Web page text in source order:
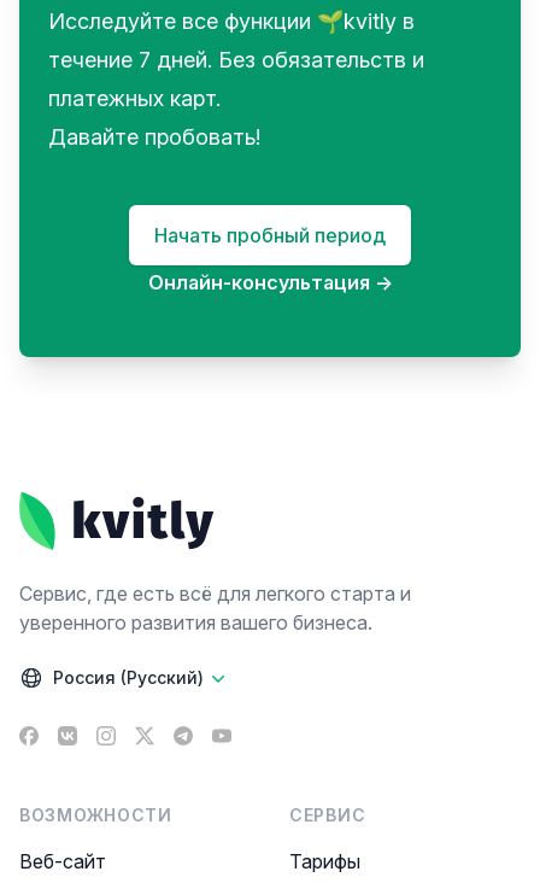
Исследуйте все функции 🌱kvitly в
течение 7 дней. Без обязательств и
платежных карт.
Давайте пробовать!
Начать пробный период
Онлайн-консультация →
Сервис, где есть всё для легкого старта и
уверенного развития вашего бизнеса.
Россия (Русский)
Facebook
VK Instagram
X TelegramYouTube
ВОЗМОЖНОСТИ
Веб-сайт
СЕРВИС
Тарифы